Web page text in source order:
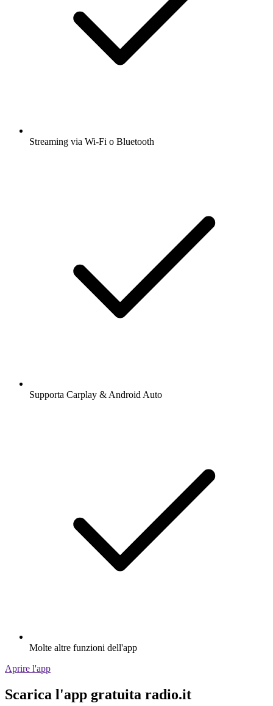
Streaming via Wi-Fi o Bluetooth
Supporta Carplay & Android Auto
Molte altre funzioni dell'app
Aprire l'app
Scarica l'app gratuita radio.it